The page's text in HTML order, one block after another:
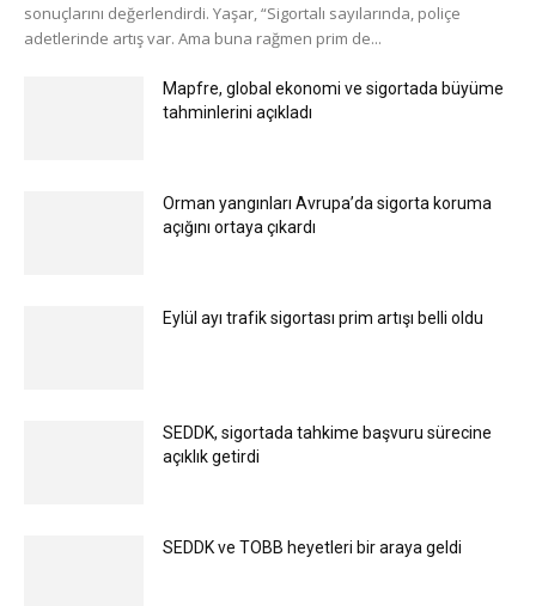
sonuçlarını değerlendirdi. Yaşar, “Sigortalı sayılarında, poliçe
adetlerinde artış var. Ama buna rağmen prim de...
Mapfre, global ekonomi ve sigortada büyüme
tahminlerini açıkladı
Orman yangınları Avrupa’da sigorta koruma
açığını ortaya çıkardı
Eylül ayı trafik sigortası prim artışı belli oldu
SEDDK, sigortada tahkime başvuru sürecine
açıklık getirdi
SEDDK ve TOBB heyetleri bir araya geldi